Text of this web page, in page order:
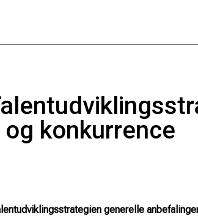
konkurrence
generelle